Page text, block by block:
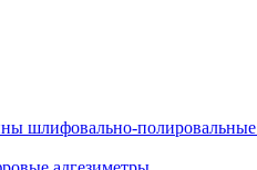
шлифовально-полировальные